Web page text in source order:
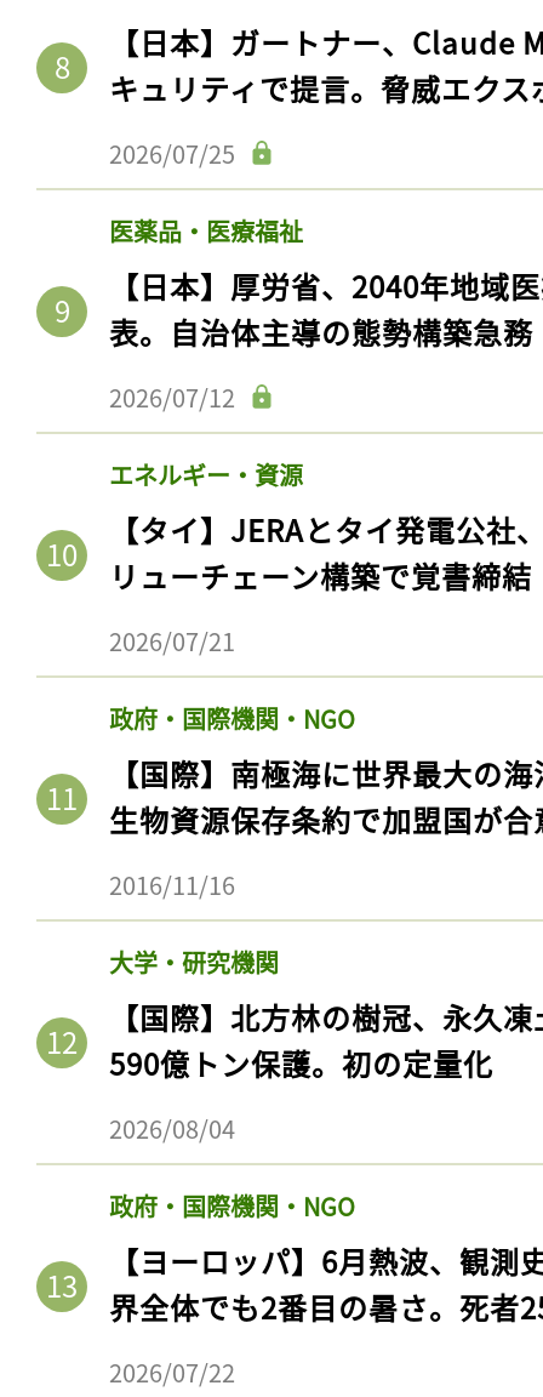
【日本】ガートナー、Claude
キュリティで提言。脅威エク
2026/07/25
医薬品・医療福祉
【日本】厚労省、2040年地域
表。自治体主導の態勢構築急務
2026/07/12
エネルギー・資源
【タイ】JERAとタイ発電公社
リューチェーン構築で覚書締結
2026/07/21
政府・国際機関・NGO
【国際】南極海に世界最大の
生物資源保存条約で加盟国が合
2016/11/16
大学・研究機関
【国際】北方林の樹冠、永久
590億トン保護。初の定量化
2026/08/04
政府・国際機関・NGO
【ヨーロッパ】6月熱波、観
界全体でも2番目の暑さ。死者
2026/07/22